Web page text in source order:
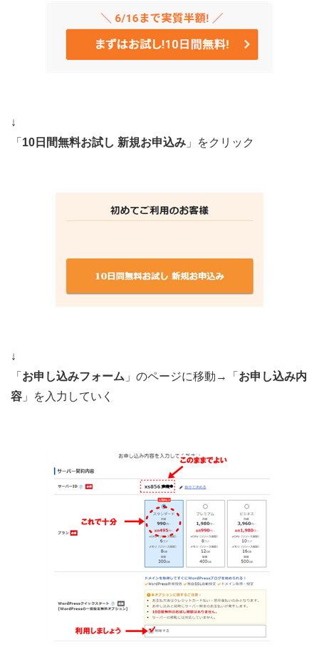
↓
「 10日間無料お試し 新規お申込み 」をクリック
↓
「 お申し込みフォーム 」のページに移動→「 お申し込み内
容 」を入力していく